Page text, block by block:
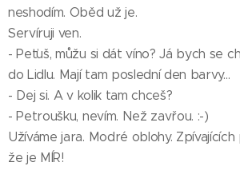
neshodím. Oběd už je.
Servíruji ven.
- Peťuš, můžu si dát víno? Já bych se
do Lidlu. Mají tam poslední den barvy...
- Dej si. A v kolik tam chceš?
- Petroušku, nevím. Než zavřou. :-)
Užíváme jara. Modré oblohy.
že je MÍR!